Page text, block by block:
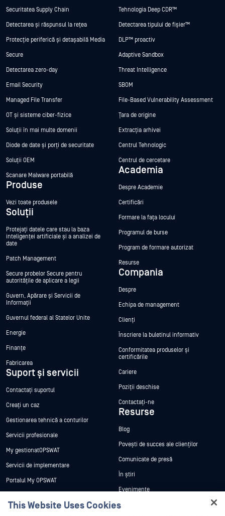
Securitatea Supply Chain
Detectarea și răspunsul la rețea
Protecție periferică și detașabilă Media
Secure
Detectarea zero-day
Email Security
Managed File Transfer
OT și sisteme ciber-fizice
Soluții în mai multe domenii
Diode de date și porți de securitate
Soluții OEM
Scanare Malware portabilă
Produse
Vezi toate produsele
Soluții
Protejați datele care stau la baza
inteligenței artificiale și a analizei de
date
Patch Management
Secure probelor Secure pentru
autoritățile de aplicare a legii
Guvern, Apărare și Servicii de
Informații
Guvernul federal al Statelor Unite
Energie
Finanțe
Fabricarea
Suport și servicii
Contactați suportul
Creați un caz
Gestionarea tehnică a conturilor
Servicii profesionale
My gestionatOPSWAT
Servicii de implementare
Portalul My OPSWAT
Formare
Tehnologia Deep CDR™
Detectarea tipului de fișier™
DLP™ proactiv
Adaptive Sandbox
Threat Intelligence
SBOM
File-Based Vulnerability Assessment
Țara de origine
Extracția arhivei
Centrul Tehnologic
Centrul de cercetare
Academia
Despre Academie
Certificări
Formare la fața locului
Programul de burse
Program de formare autorizat
Resurse
Compania
Despre
Echipa de management
Clienți
Înscriere la buletinul informativ
Conformitatea produselor și
certificările
Cariere
Poziții deschise
Contactați-ne
Resurse
Blog
Povești de succes ale clienților
Comunicate de presă
În știri
Evenimente
Webinare
This Website Uses Cookies